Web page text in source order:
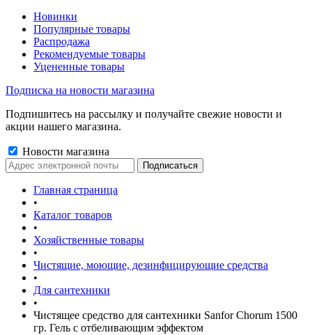
Новинки
Популярные товары
Распродажа
Рекомендуемые товары
Уцененные товары
Подписка на новости магазина
Подпишитесь на рассылку и получайте свежие новости и
акции нашего магазина.
Новости магазина
Главная страница
•
Каталог товаров
•
Хозяйственные товары
•
Чистящие, моющие, дезинфицирующие средства
•
Для сантехники
•
Чистящее средство для сантехники Sanfor Chorum 1500
гр. Гель с отбеливающим эффектом